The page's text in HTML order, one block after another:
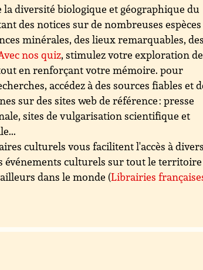
diversité biologique et géographique du
des notices sur de nombreuses espèces
minérales, des lieux remarquables,
nos quiz, stimulez votre exploration de
en renforçant votre mémoire. pour
accédez à des sources fiables et
sur des sites web de référence : presse
sites de vulgarisation scientifique et
culturels vous facilitent l'accès à
événements culturels sur tout le territoire
dans le monde (Librairies